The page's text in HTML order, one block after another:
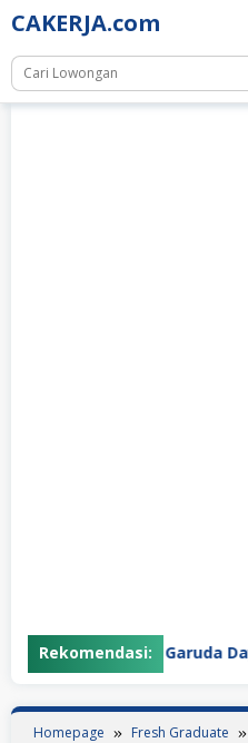
Skip
to
content
CAKERJA.com
Rekomendasi:PT Garuda
Homepage Fresh Graduate